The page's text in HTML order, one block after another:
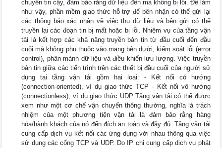
chuyển tin cậy, đảm bảo rằng dữ liệu đến mà không bị lỗi. Để làm
như vậy, phần mềm giao thức hỗ trợ để bên nhận có thể gửi lại
các thông báo xác nhận về việc thu dữ liệu và bên gửi có thể
truyền lại các đoạn tin bị mất hoặc bị lỗi. Nhiệm vụ của tầng vận
tải là kết hợp các khả năng truyền bản tin từ đầu cuối đến đầu
cuối mà không phụ thuộc vào mạng bên dưới, kiểm soát lỗi (error
control), phân mảnh dữ liệu và điều khiển lưu lượng. Việc truyền
bản tin giữa các tiến trình trên các thiết bị đầu cuối của người sử
dụng tại tầng vận tải gồm hai loại: - Kết nối có hướng
(connection-oriented), ví dụ giao thức TCP - Kết nối vô hướng
(connectionless), ví dụ giao thức UDP Tầng vận tải có thể được
xem như một cơ chế vận chuyển thông thường, nghĩa là trách
nhiệm của một phương tiện vận tải là đảm bảo rằng hàng
hóa/hành khách của nó đến đích an toàn và đầy đủ. Tầng vận tải
cung cấp dịch vụ kết nối các ứng dụng với nhau thông qua việc
sử dụng các cổng TCP và UDP. Do IP chỉ cung cấp dịch vụ phát